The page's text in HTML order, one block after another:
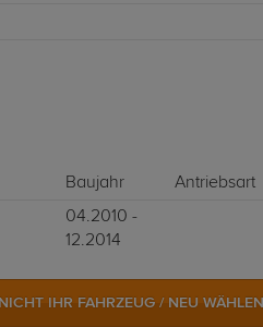
Baujahr
Antriebsart
04.2010 -
12.2014
NICHT IHR FAHRZEUG / NEU WÄHLEN